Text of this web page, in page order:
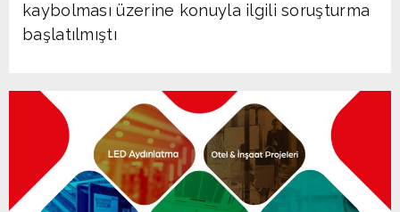
kaybolması üzerine konuyla ilgili soruşturma
başlatılmıştı